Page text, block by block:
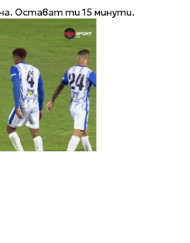
Остават ти 15 минути.